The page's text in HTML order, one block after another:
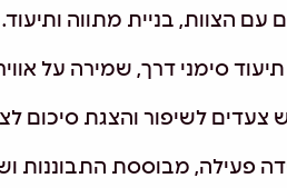
הצוות, בניית מתווה ותיעוד.
צעדים לשיפור והצגת סיכום
פעילה, מבוססת התבוננות